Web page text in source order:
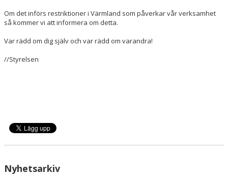
Om det införs restriktioner i Värmland som påverkar vår verksamhet
så kommer vi att informera om detta.
Var rädd om dig själv och var rädd om varandra!
//Styrelsen
Nyhetsarkiv